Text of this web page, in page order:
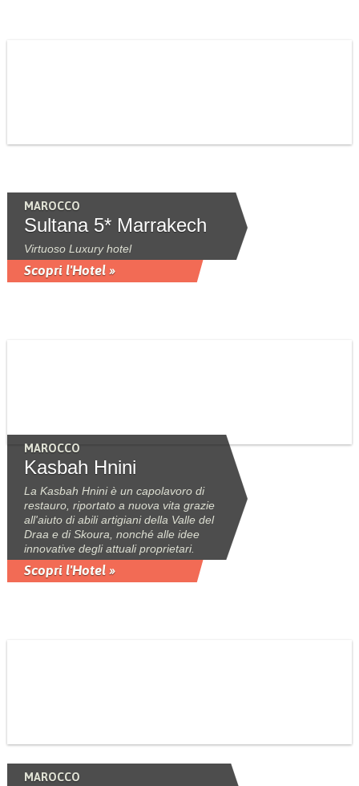
MAROCCO
Sultana 5* Marrakech
Virtuoso Luxury hotel
Scopri l'Hotel »
MAROCCO
Kasbah Hnini
La Kasbah Hnini è un capolavoro di
restauro, riportato a nuova vita grazie
all'aiuto di abili artigiani della Valle del
Draa e di Skoura, nonché alle idee
innovative degli attuali proprietari.
Scopri l'Hotel »
MAROCCO